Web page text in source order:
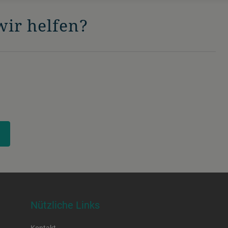
helfen?
Nützliche Links